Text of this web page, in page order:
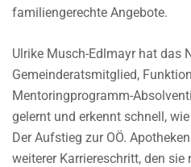
familiengerechte Angebote.
Ulrike Musch-Edlmayr hat das
Gemeinderatsmitglied,
Mentoringprogramm-
gelernt und erkennt schnell,
Der Aufstieg zur OÖ.
weiterer Karriereschritt, den sie